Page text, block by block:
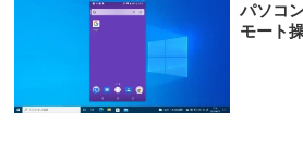
パソコ
モート